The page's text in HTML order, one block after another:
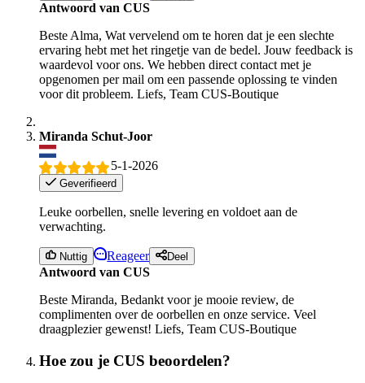
Antwoord van CUS
Beste Alma, Wat vervelend om te horen dat je een slechte
ervaring hebt met het ringetje van de bedel. Jouw feedback is
waardevol voor ons. We hebben direct contact met je
opgenomen per mail om een passende oplossing te vinden
voor dit probleem. Liefs, Team CUS-Boutique
Miranda Schut-Joor
5-1-2026
Geverifieerd
Leuke oorbellen, snelle levering en voldoet aan de
verwachting.
Nuttig Reageer Deel
Antwoord van CUS
Beste Miranda, Bedankt voor je mooie review, de
complimenten over de oorbellen en onze service. Veel
draagplezier gewenst! Liefs, Team CUS-Boutique
Hoe zou je CUS beoordelen?